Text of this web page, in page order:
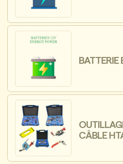
BATTERIE
CÂBLE